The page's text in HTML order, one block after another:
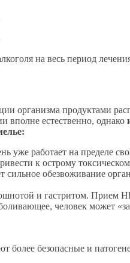
на весь период
организма продуктами
вполне естественно, однако
уже работает на пределе
к острому
сильное обезвоживание
и гастритом. Прием
человек может
более безопасные и